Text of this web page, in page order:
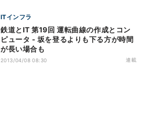
ITインフラ
鉄道とIT 第19回 運転曲線の作成とコン
ピュータ - 坂を登るよりも下る方が時間
が長い場合も
2013/04/08 08:30 連載